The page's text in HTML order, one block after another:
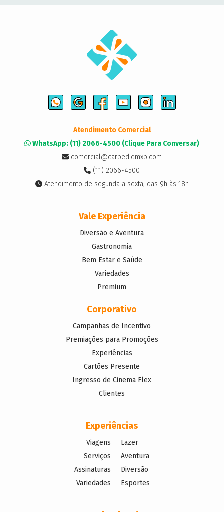
Vale Experiência
Diversão e Aventura
Gastronomia
Bem Estar e Saúde
Variedades
Premium
Corporativo
Campanhas de Incentivo
Premiações para Promoções
Experiências
Cartões Presente
Ingresso de Cinema Flex
Clientes
Atendimento Comercial
WhatsApp: (11) 2066-4500 (Clique Para Conversar)
comercial@carpediemxp.com
(11) 2066-4500
Atendimento de segunda a sexta, das 9h às 18h
Experiências
Viagens
Serviços
Assinaturas
Variedades
Lazer
Aventura
Diversão
Esportes